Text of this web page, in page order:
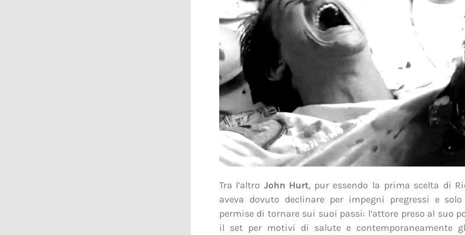
Tra l’altro John Hurt, pur essendo la prima scelta di
aveva dovuto declinare per impegni pregressi e
permise di tornare sui suoi passi: l’attore preso al suo
il set per motivi di salute e contemporaneamente